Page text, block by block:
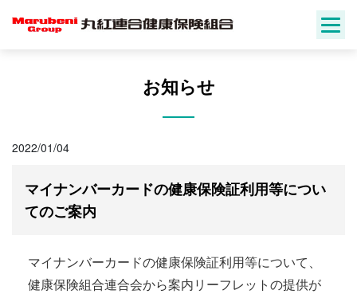
お知らせ
2022/01/04
マイナンバーカードの健康保険証利用等につい
てのご案内
マイナンバーカードの健康保険証利用等について、
健康保険組合連合会から案内リーフレットの提供が